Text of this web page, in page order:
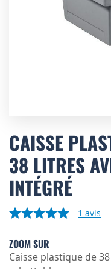
to
the
beginning
of
the
images
gallery
CAISSE
38 LITRES
INTÉGRÉ
1 avis
ZOOM SUR
Caisse plastique de